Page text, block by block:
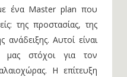
ένα Master plan που
της προστασίας, της
ανάδειξης. Αυτοί είναι
μας στόχοι για τον
Η επίτευξη